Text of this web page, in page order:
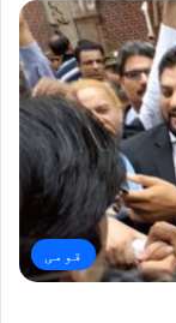
قومی